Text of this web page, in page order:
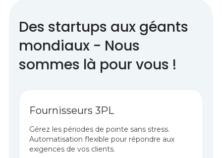
Des startups aux géants
mondiaux - Nous
sommes là pour vous !
Fournisseurs 3PL
Gérez les périodes de pointe sans stress.
Automatisation flexible pour répondre aux
exigences de vos clients.